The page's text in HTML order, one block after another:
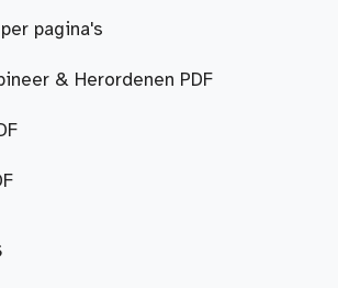
pagina's
& Herordenen PDF